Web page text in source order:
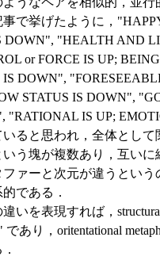
で挙げたように，
DOWN", "HEALTH AND
or FORCE IS UP;
DOWN",
STATUS IS DOWN",
"RATIONAL IS UP;
ると思われ，全体として
う塊が複数あり，互い
ァーと次元が違うとい
である．
いを表現すれば，
であり，oritentational